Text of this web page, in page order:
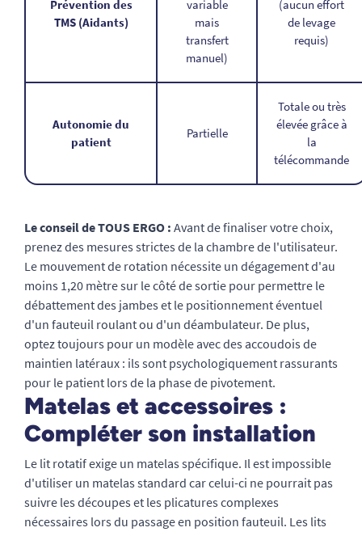
Prévention des
TMS (Aidants)
variable
mais
transfert
manuel)
(aucun effort
de levage
requis)
Autonomie du
patient
Partielle
Totale ou très
élevée grâce à
la
télécommande
Le conseil de TOUS ERGO : Avant de finaliser votre choix,
prenez des mesures strictes de la chambre de l'utilisateur.
Le mouvement de rotation nécessite un dégagement d'au
moins 1,20 mètre sur le côté de sortie pour permettre le
débattement des jambes et le positionnement éventuel
d'un fauteuil roulant ou d'un déambulateur. De plus,
optez toujours pour un modèle avec des accoudois de
maintien latéraux : ils sont psychologiquement rassurants
pour le patient lors de la phase de pivotement.
Matelas et accessoires :
Compléter son installation
Le lit rotatif exige un matelas spécifique. Il est impossible
d'utiliser un matelas standard car celui-ci ne pourrait pas
suivre les découpes et les plicatures complexes
nécessaires lors du passage en position fauteuil. Les lits